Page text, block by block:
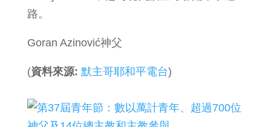
路。
Goran Azinović神父
(資料來源: 默主哥耶和平電台)